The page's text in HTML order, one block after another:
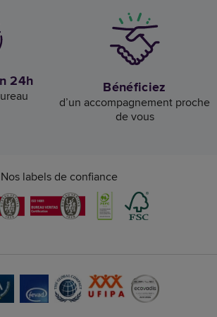
24h Bénéficiez
d’un accompagnement proche
de vous
Nos labels de confiance